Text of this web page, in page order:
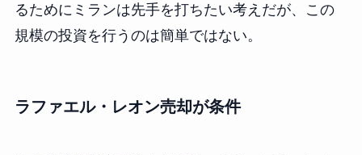
るためにミランは先手を打ちたい考えだが、この
規模の投資を行うのは簡単ではない。
ラファエル・レオン売却が条件